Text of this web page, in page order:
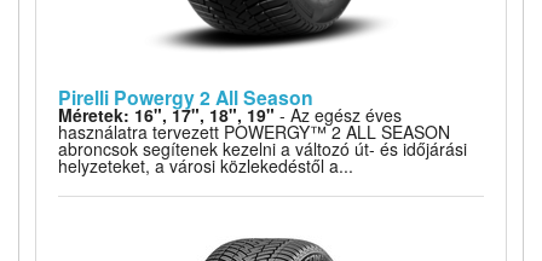
Pirelli Powergy 2 All Season
Méretek: 16", 17", 18", 19" - Az egész éves
használatra tervezett POWERGY™ 2 ALL SEASON
abroncsok segítenek kezelni a változó út- és időjárási
helyzeteket, a városi közlekedéstől a...